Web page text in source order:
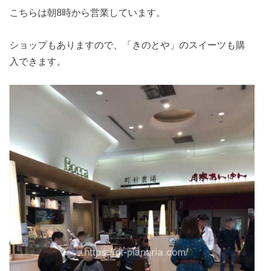
こちらは朝8時から営業しています。
ショップもありますので、「きのとや」のスイーツも購
入できます。